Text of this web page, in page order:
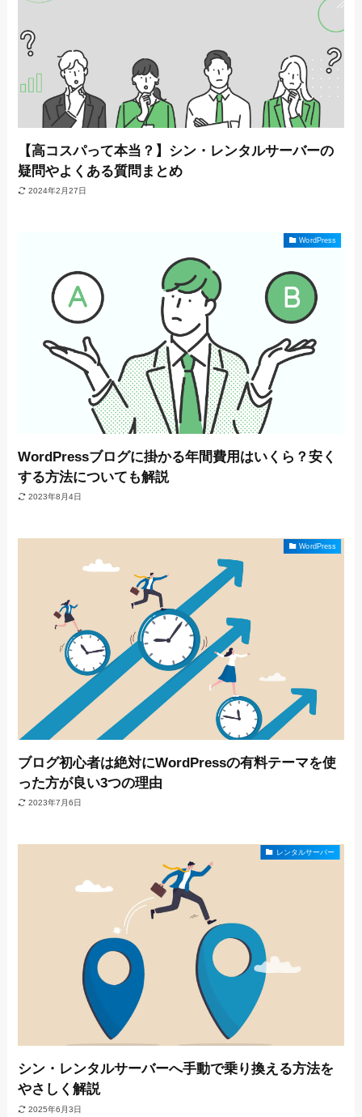
【高コスパって本当？】シン・レンタルサーバーの
疑問やよくある質問まとめ
2024年2月27日
WordPress
WordPressブログに掛かる年間費用はいくら？安く
する方法についても解説
2023年8月4日
WordPress
ブログ初心者は絶対にWordPressの有料テーマを使
った方が良い3つの理由
2023年7月6日
レンタルサーバー
シン・レンタルサーバーへ手動で乗り換える方法を
やさしく解説
2025年6月3日